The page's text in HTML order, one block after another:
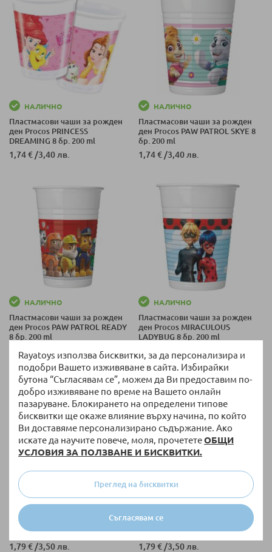
Rayatoys използва бисквитки, за да персонализира и
подобри Вашето изживяване в сайта. Избирайки
бутона “Съгласявам се”, можем да Ви предоставим по-
добро изживяване по време на Вашето онлайн
пазаруване. Блокирането на определени типове
бисквитки ще окаже влияние върху начина, по който
Ви доставяме персонализирано съдържание. Ако
искате да научите повече, моля, прочететеОБЩИ
УСЛОВИЯ ЗА ПОЛЗВАНЕ И БИСКВИТКИ.
Съгласявам се
Преглед на бисквитки
НАЛИЧНО
Пластмасови чаши за рожден
ден Procos PRINCESS
DREAMING 8 бр. 200 ml
1,74 € /3,40 лв.
НАЛИЧНО
Пластмасови чаши за рожден
ден Procos PAW PATROL SKYE 8
бр. 200 ml
1,74 € /3,40 лв.
НАЛИЧНО
Пластмасови чаши за рожден
ден Procos PAW PATROL READY
8 бр. 200 ml
1,74 € 3,40 лв.
НАЛИЧНО
Пластмасови чаши за рожден
ден Procos MIRACULOUS
LADYBUG 8 бр. 200 ml
НАЛИЧНО
Пластмасови чаши за рожден
ден Procos Minnie Junior
Disney 8 бр. 200 ml
1,79 € /3,50 лв.
НАЛИЧНО
Пластмасови чаши за рожден
ден Mickey Rock The House 8
бр. 200ml
1,79 € /3,50 лв.